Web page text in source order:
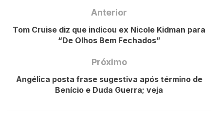
Anterior
Tom Cruise diz que indicou ex Nicole Kidman para
“De Olhos Bem Fechados”
Próximo
Angélica posta frase sugestiva após término de
Benício e Duda Guerra; veja